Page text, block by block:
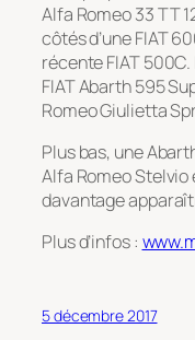
Alfa Romeo 33 TT
côtés d’une FIAT
récente FIAT
FIAT Abarth 595
Romeo Giulietta
Plus bas, une
Alfa Romeo
davantage
Plus d’infos :
5 décembre 2017